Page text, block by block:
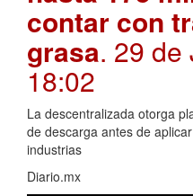
contar con
grasa. 29 de
18:02
La descentralizada otorga
de descarga antes de
industrias
Diario.mx